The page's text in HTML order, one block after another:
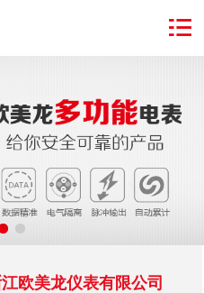
欧美龙仪表有限公司